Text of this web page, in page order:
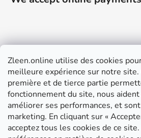
Zleen.online utilise des cookies
meilleure expérience sur notre site.
première et de tierce partie
fonctionnement du site, nous
améliorer ses performances, et
marketing. En cliquant sur «
acceptez tous les cookies de ce
Support
Modalités de livraison et paiement
Conditions générales de ventes
RGPD
Instructions de montage